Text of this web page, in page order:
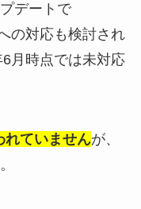
デートで
の対応も検討され
月時点では未対応
れていませんが、